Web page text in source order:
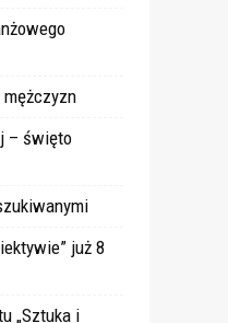
– święto
już 8
„Sztuka i